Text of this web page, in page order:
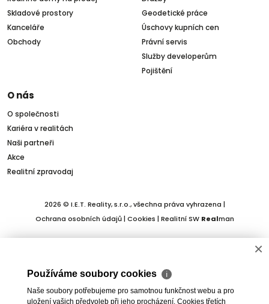
Skladové prostory
Kanceláře
Obchody
Geodetické práce
Úschovy kupních cen
Právní servis
Služby developerům
Pojištění
O nás
O společnosti
Kariéra v realitách
Naši partneři
Akce
Realitní zpravodaj
2026 © I.E.T. Reality, s.r.o., všechna práva vyhrazena |
Ochrana osobních údajů| Cookies | Realitní SW Realman
×
Používáme soubory cookies ℹ
Naše soubory potřebujeme pro samotnou funkčnost webu a pro
uložení vašich předvoleb při jeho procházení. Cookies třetích